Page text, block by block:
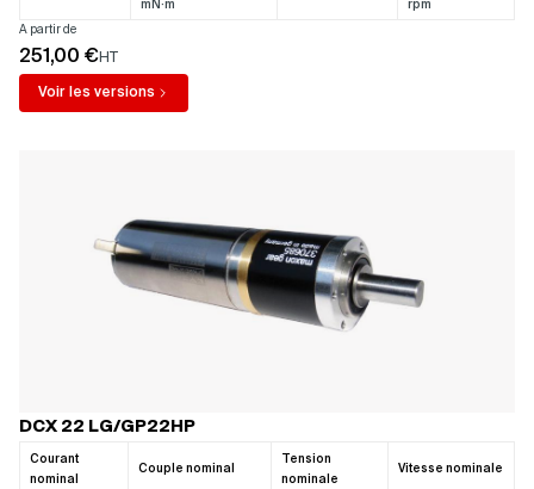
mN·m
rpm
A partir de
251,00 €HT
Voir les versions
DCX 22 LG/GP22HP
Courant
nominal
Couple nominal
Tension
nominale
Vitesse nominale